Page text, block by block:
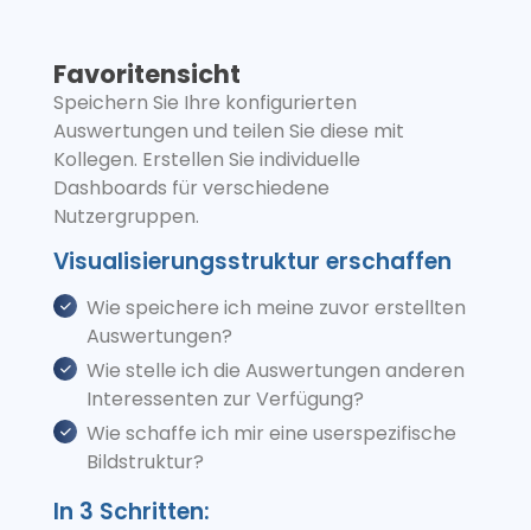
Favoritensicht
Speichern Sie Ihre konfigurierten
Auswertungen und teilen Sie diese mit
Kollegen. Erstellen Sie individuelle
Dashboards für verschiedene
Nutzergruppen.
Visualisierungsstruktur erschaffen
Wie speichere ich meine zuvor erstellten
Auswertungen?
Wie stelle ich die Auswertungen anderen
Interessenten zur Verfügung?
Wie schaffe ich mir eine userspezifische
Bildstruktur?
In 3 Schritten: